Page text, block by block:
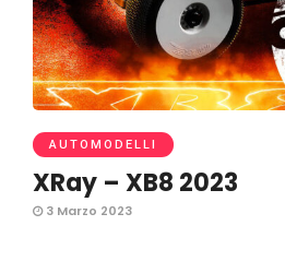
AUTOMODELLI
XRay – XB8 2023
3 Marzo 2023